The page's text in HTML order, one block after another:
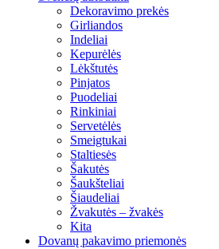
Dekoravimo prekės
Girliandos
Indeliai
Kepurėlės
Lėkštutės
Pinjatos
Puodeliai
Rinkiniai
Servetėlės
Smeigtukai
Staltiesės
Šakutės
Šaukšteliai
Šiaudeliai
Žvakutės – žvakės
Kita
Dovanų pakavimo priemonės